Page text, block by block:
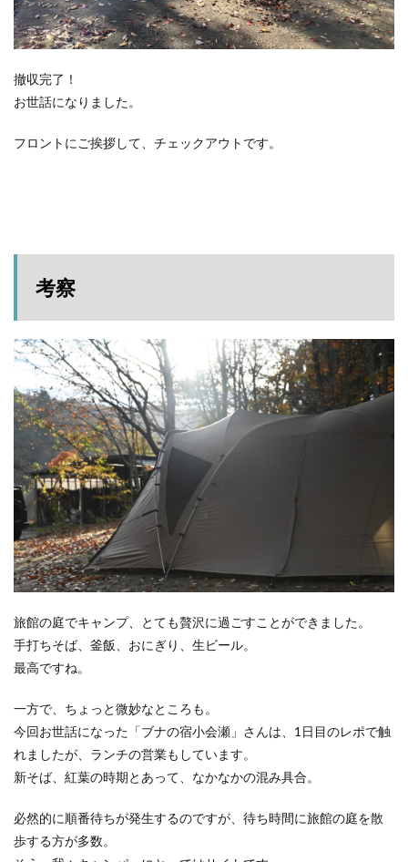
撤収完了！
お世話になりました。
フロントにご挨拶して、チェックアウトです。
考察
旅館の庭でキャンプ、とても贅沢に過ごすことができました。
手打ちそば、釜飯、おにぎり、生ビール。
最高ですね。
一方で、ちょっと微妙なところも。
今回お世話になった「ブナの宿小会瀬」さんは、1日目のレポで触
れましたが、ランチの営業もしています。
新そば、紅葉の時期とあって、なかなかの混み具合。
必然的に順番待ちが発生するのですが、待ち時間に旅館の庭を散
歩する方が多数。